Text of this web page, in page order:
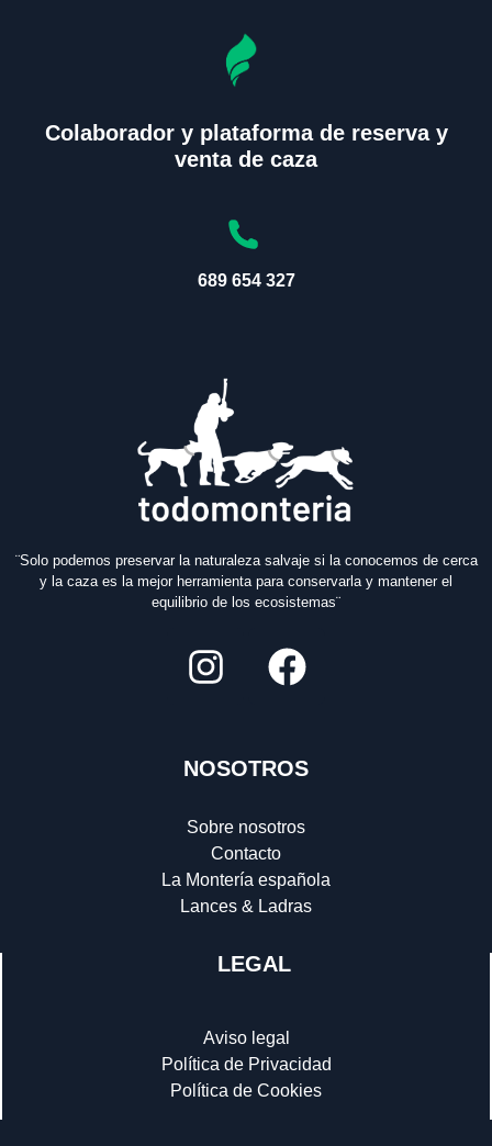
Colaborador y plataforma de reserva y
venta de caza
689 654 327
¨Solo podemos preservar la naturaleza salvaje si la conocemos de cerca
y la caza es la mejor herramienta para conservarla y mantener el
equilibrio de los ecosistemas¨
NOSOTROS
Sobre nosotros
Contacto
La Montería española
Lances & Ladras
LEGAL
Aviso legal
Política de Privacidad
Política de Cookies